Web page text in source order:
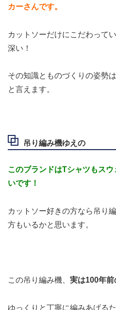
カーさんです。
カットソーだけにこだわって
深い！
その知識とものづくりの姿勢
と言えます。
吊り編み機ゆえの
このブランドはTシャツもス
いです！
カットソー好きの方なら吊り
方もいるかと思います。
この吊り編み機、 実は100年前
ゆっくりと丁寧に編みあげる